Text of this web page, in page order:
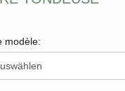
modèle: